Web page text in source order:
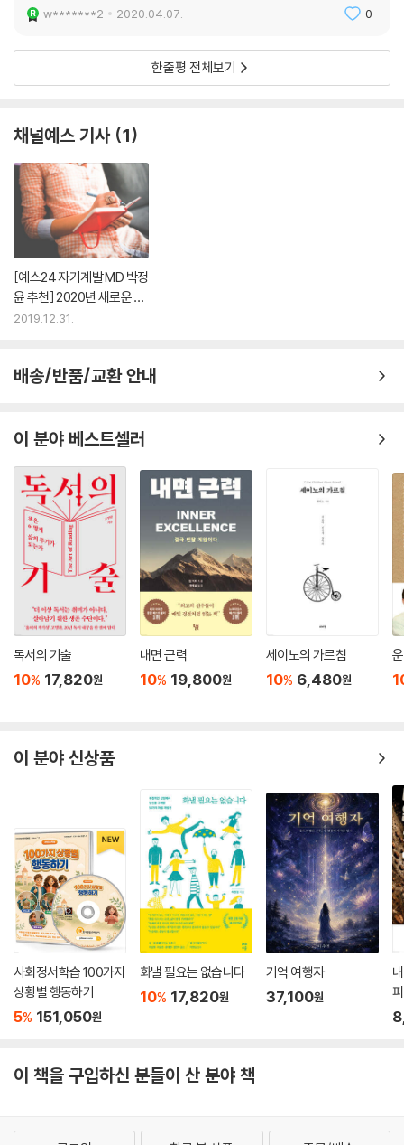
w*******2 2020.04.07. 0
한줄평 전체보기
채널예스 기사 1
[예스24 자기계발 MD 박정
윤 추천] 2020년 새로운 시
작을 돕는 책
2019.12.31.
배송/반품/교환 안내
이 분야 베스트셀러
독서의 기술
10% 17,820원
내면 근력
10% 19,800원
세이노의 가르침
10% 6,480원
이 분야 신상품
사회정서학습 100가지
상황별 행동하기
5% 151,050원
화낼 필요는 없습니다
10% 17,820원
기억 여행자
37,100원
이 책을 구입하신 분들이 산 분야 책